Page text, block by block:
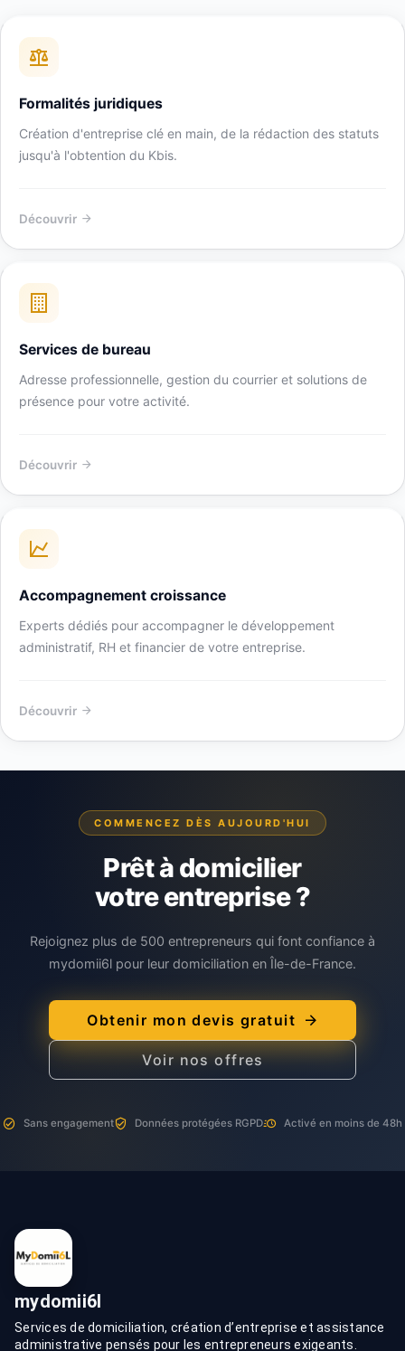
Formalités juridiques
Création d'entreprise clé en main, de la rédaction des statuts
jusqu'à l'obtention du Kbis.
Découvrir
Services de bureau
Adresse professionnelle, gestion du courrier et solutions de
présence pour votre activité.
Découvrir
Accompagnement croissance
Experts dédiés pour accompagner le développement
administratif, RH et financier de votre entreprise.
Découvrir
COMMENCEZ DÈS AUJOURD'HUI
Prêt à domicilier
votre entreprise ?
Rejoignez plus de 500 entrepreneurs qui font confiance à
mydomii6l pour leur domiciliation en Île-de-France.
Obtenir mon devis gratuit
Voir nos offres
Sans engagement Données protégées RGPD Activé en moins de 48h
mydomii6l
Services de domiciliation, création d’entreprise et assistance
administrative pensés pour les entrepreneurs exigeants.